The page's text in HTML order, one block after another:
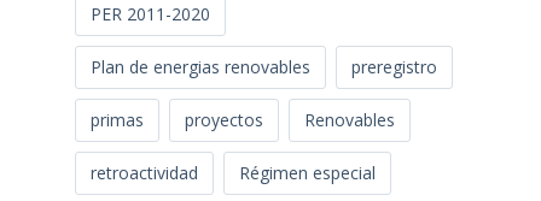
PER 2011-2020
Plan de energias renovables preregistro
primas proyectos Renovables
retroactividad Régimen especial